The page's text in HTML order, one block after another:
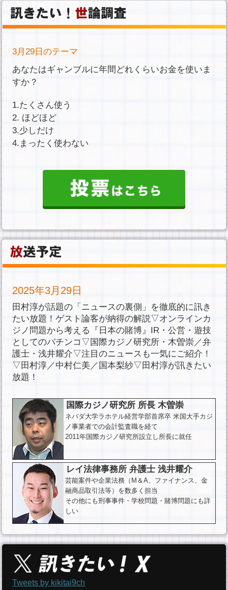
3月29日のテーマ
あなたはギャンブルに年間どれくらいお金を使いま
すか？
1.たくさん使う
2. ほどほど
3.少しだけ
4.まったく使わない
2025年3月29日
田村淳が話題の「ニュースの裏側」を徹底的に訊き
たい放題！ゲスト論客が納得の解説▽オンラインカ
ジノ問題から考える『日本の賭博』IR・公営・遊技
としてのパチンコ▽国際カジノ研究所・木曽崇／弁
護士・浅井耀介▽注目のニュースも一気にご紹介！
▽田村淳／中村仁美／国本梨紗▽田村淳が訊きたい
放題！
国際カジノ研究所 所長 木曽崇
ネバダ大学ラホテル経営学部首席卒 米国大手カジ
ノ事業者での会計監査職を経て
2011年国際カジノ研究所設立し所長に就任
レイ法律事務所 弁護士 浅井耀介
芸能案件や企業法務（M＆A、ファイナンス、金
融商品取引法等）を数多く担当
その他にも刑事事件・学校問題・賭博問題にも詳
しい
Tweets by kikitai9ch